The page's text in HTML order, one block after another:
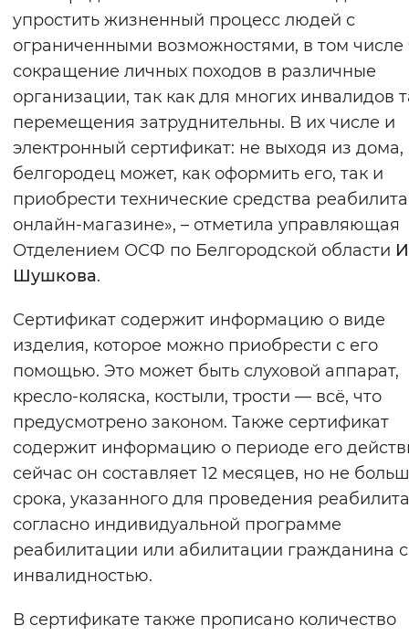
упростить жизненный процесс людей с
ограниченными возможностями, в том числе
сокращение личных походов в различные
организации, так как для многих инвалидов
перемещения затруднительны. В их числе и
электронный сертификат: не выходя из дома,
белгородец может, как оформить его, так и
приобрести технические средства
онлайн-магазине», – отметила управляющая
Отделением ОСФ по Белгородской области
Шушкова.
Сертификат содержит информацию о виде
изделия, которое можно приобрести с его
помощью. Это может быть слуховой аппарат,
кресло-коляска, костыли, трости — всё, что
предусмотрено законом. Также сертификат
содержит информацию о периоде его
сейчас он составляет 12 месяцев, но не
срока, указанного для проведения
согласно индивидуальной программе
реабилитации или абилитации гражданина с
инвалидностью.
В сертификате также прописано количество